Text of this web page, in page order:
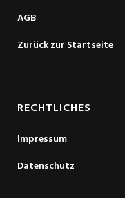
AGB
Zurück zur Startseite
RECHTLICHES
Impressum
Datenschutz